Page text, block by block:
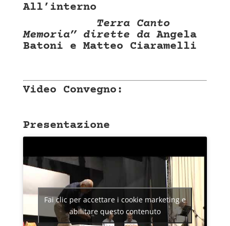
All’interno
Terra Canto
Memoria” dirette da Angela
Batoni e Matteo Ciaramelli
Video Convegno:
Presentazione
Fai clic per accettare i cookie marketing e
abilitare questo contenuto